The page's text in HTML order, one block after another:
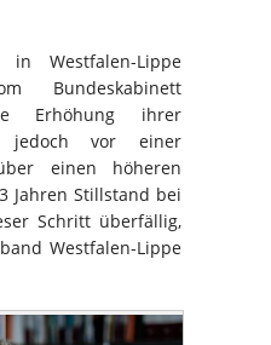
in Westfalen-Lippe
Bundeskabinett
Erhöhung ihrer
jedoch vor einer
einen höheren
Jahren Stillstand bei
Schritt überfällig,
Westfalen-Lippe